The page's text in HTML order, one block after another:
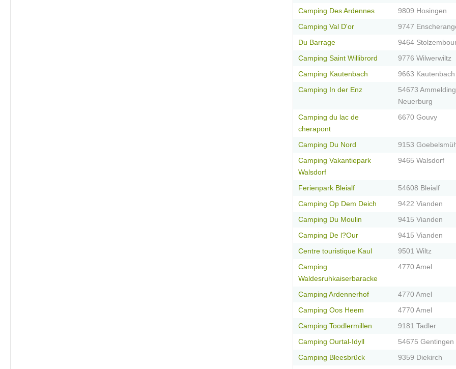
Camping Des Ardennes 9809 Hosingen
Camping Val D'or 9747
Du Barrage 9464
Camping Saint Willibrord 9776 Wilwerwiltz
Camping Kautenbach 9663 Kautenbach
Camping In der Enz
54673
Neuerburg
Camping du lac de
cherapont
6670 Gouvy
Camping Du Nord 9153
Camping Vakantiepark
Walsdorf
9465 Walsdorf
Ferienpark Bleialf 54608 Bleialf
Camping Op Dem Deich 9422 Vianden
Camping Du Moulin 9415 Vianden
Camping De l?Our 9415 Vianden
Centre touristique Kaul 9501 Wiltz
Camping
Waldesruhkaiserbaracke
4770 Amel
Camping Ardennerhof 4770 Amel
Camping Oos Heem 4770 Amel
Camping Toodlermillen 9181 Tadler
Camping Ourtal-Idyll 54675 Gentingen
Camping Bleesbrück 9359 Diekirch